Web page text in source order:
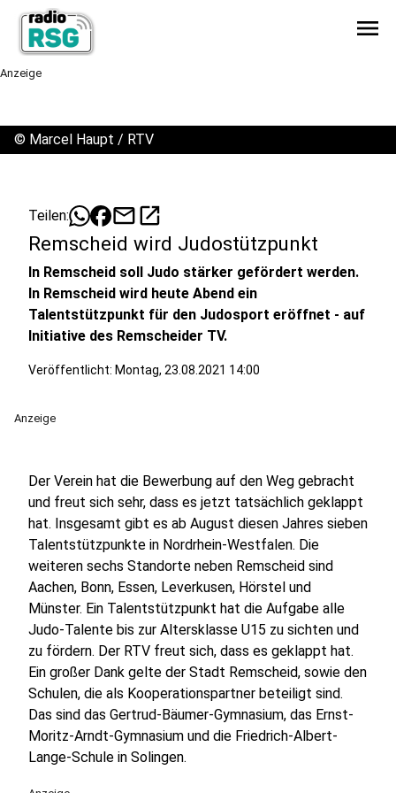
menu
Anzeige
© Marcel Haupt / RTV
Teilen: mailopen_in_new
Remscheid wird Judostützpunkt
In Remscheid soll Judo stärker gefördert werden.
In Remscheid wird heute Abend ein
Talentstützpunkt für den Judosport eröffnet - auf
Initiative des Remscheider TV.
Veröffentlicht: Montag, 23.08.2021 14:00
Anzeige
Der Verein hat die Bewerbung auf den Weg gebracht
und freut sich sehr, dass es jetzt tatsächlich geklappt
hat. Insgesamt gibt es ab August diesen Jahres sieben
Talentstützpunkte in Nordrhein-Westfalen. Die
weiteren sechs Standorte neben Remscheid sind
Aachen, Bonn, Essen, Leverkusen, Hörstel und
Münster. Ein Talentstützpunkt hat die Aufgabe alle
Judo-Talente bis zur Altersklasse U15 zu sichten und
zu fördern. Der RTV freut sich, dass es geklappt hat.
Ein großer Dank gelte der Stadt Remscheid, sowie den
Schulen, die als Kooperationspartner beteiligt sind.
Das sind das Gertrud-Bäumer-Gymnasium, das Ernst-
Moritz-Arndt-Gymnasium und die Friedrich-Albert-
Lange-Schule in Solingen.